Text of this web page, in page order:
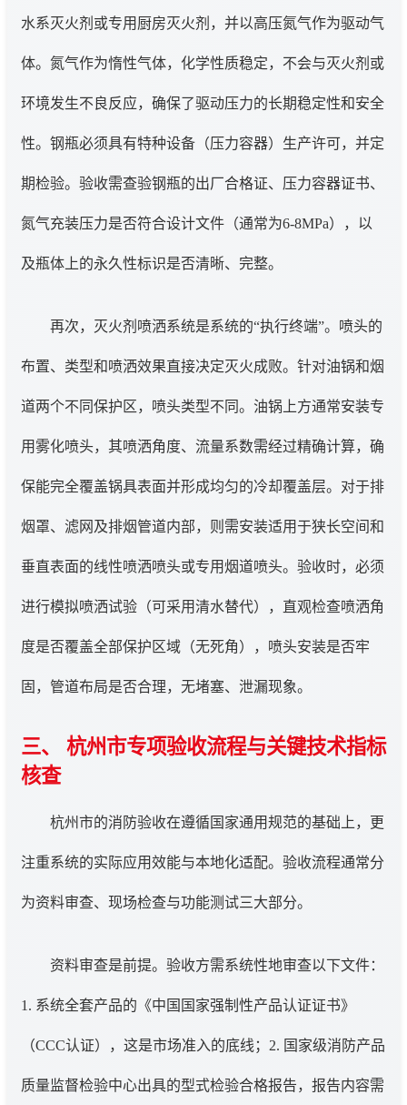
水系灭火剂或专用厨房灭火剂，并以高压氮气作为驱动气
体。氮气作为惰性气体，化学性质稳定，不会与灭火剂或
环境发生不良反应，确保了驱动压力的长期稳定性和安全
性。钢瓶必须具有特种设备（压力容器）生产许可，并定
期检验。验收需查验钢瓶的出厂合格证、压力容器证书、
氮气充装压力是否符合设计文件（通常为6-8MPa），以
及瓶体上的永久性标识是否清晰、完整。
再次，灭火剂喷洒系统是系统的“执行终端”。喷头的
布置、类型和喷洒效果直接决定灭火成败。针对油锅和烟
道两个不同保护区，喷头类型不同。油锅上方通常安装专
用雾化喷头，其喷洒角度、流量系数需经过精确计算，确
保能完全覆盖锅具表面并形成均匀的冷却覆盖层。对于排
烟罩、滤网及排烟管道内部，则需安装适用于狭长空间和
垂直表面的线性喷洒喷头或专用烟道喷头。验收时，必须
进行模拟喷洒试验（可采用清水替代），直观检查喷洒角
度是否覆盖全部保护区域（无死角），喷头安装是否牢
固，管道布局是否合理，无堵塞、泄漏现象。
三、 杭州市专项验收流程与关键技术指标
核查
杭州市的消防验收在遵循国家通用规范的基础上，更
注重系统的实际应用效能与本地化适配。验收流程通常分
为资料审查、现场检查与功能测试三大部分。
资料审查是前提。验收方需系统性地审查以下文件：
1. 系统全套产品的《中国国家强制性产品认证证书》
（CCC认证），这是市场准入的底线；2. 国家级消防产品
质量监督检验中心出具的型式检验合格报告，报告内容需